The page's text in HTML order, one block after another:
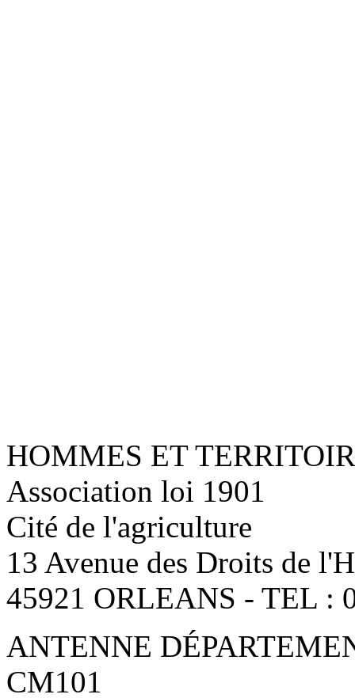
HOMMES ET
Association loi 1901
Cité de l'agriculture
13 Avenue des Droits de
45921 ORLEANS - TEL :
ANTENNE
CM101